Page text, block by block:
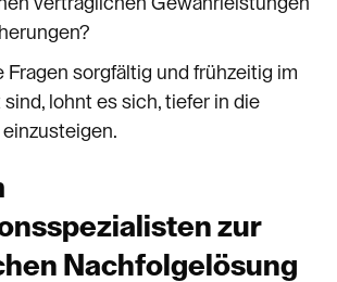
Fragen sorgfältig und frühzeitig im
sind, lohnt es sich, tiefer in die
zur
Nachfolgelösung